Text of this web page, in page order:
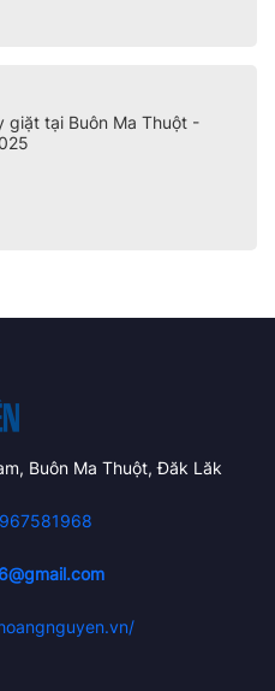
giặt tại Buôn Ma Thuột -
Buôn Ma Thuột, Đăk Lăk